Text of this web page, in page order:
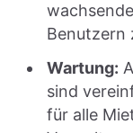
Benutzern
Wartung:
sind
für alle